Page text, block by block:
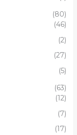
(80)
(46)
(2)
(27)
(5)
(63)
(12)
(7)
(17)